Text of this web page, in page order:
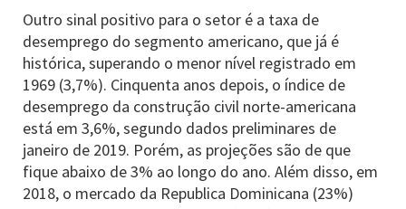
Outro sinal positivo para o setor é a taxa de
desemprego do segmento americano, que já é
histórica, superando o menor nível registrado em
1969 (3,7%). Cinquenta anos depois, o índice de
desemprego da construção civil norte-americana
está em 3,6%, segundo dados preliminares de
janeiro de 2019. Porém, as projeções são de que
fique abaixo de 3% ao longo do ano. Além disso, em
2018, o mercado da Republica Dominicana (23%)